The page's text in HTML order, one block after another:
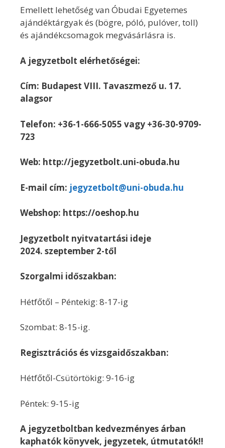
Emellett lehetőség van Óbudai Egyetemes
ajándéktárgyak és (bögre, póló, pulóver, toll)
és ajándékcsomagok megvásárlásra is.
A jegyzetbolt elérhetőségei:
Cím: Budapest VIII. Tavaszmező u. 17.
alagsor
Telefon: +36-1-666-5055 vagy +36-30-9709-
723
Web: http://jegyzetbolt.uni-obuda.hu
E-mail cím: jegyzetbolt@uni-obuda.hu
Webshop: https://oeshop.hu
Jegyzetbolt nyitvatartási ideje
2024. szeptember 2-től
Szorgalmi időszakban:
Hétfőtől – Péntekig: 8-17-ig
Szombat: 8-15-ig.
Regisztrációs és vizsgaidőszakban:
Hétfőtől-Csütörtökig: 9-16-ig
Péntek: 9-15-ig
A jegyzetboltban kedvezményes árban
kaphatók könyvek, jegyzetek, útmutatók!!